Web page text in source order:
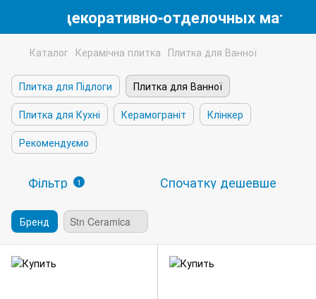
декоративно-отделочных
Каталог Керамічна плитка Плитка для Ванної
Плитка для Підлоги
Плитка для Ванної
Плитка для Кухні
Керамограніт
Клінкер
Рекомендуємо
Фільтр 1 Спочатку дешевше
Бренд Stn Ceramica